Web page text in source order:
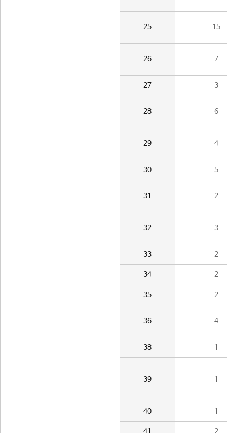
25 15
26 7
27 3
28 6
29 4
30 5
31 2
32 3
33 2
34 2
35 2
36 4
38 1
39 1
40 1